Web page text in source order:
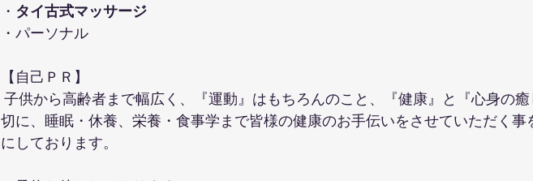
・ タイ古式マッサージ
・パーソナル
【自己ＰＲ】
子供から高齢者まで幅広く、『運動』はもちろんのこと、『健康』と『心身の
切に、睡眠・休養、栄養・食事学まで皆様の健康のお手伝いをさせていただく事
にしております。